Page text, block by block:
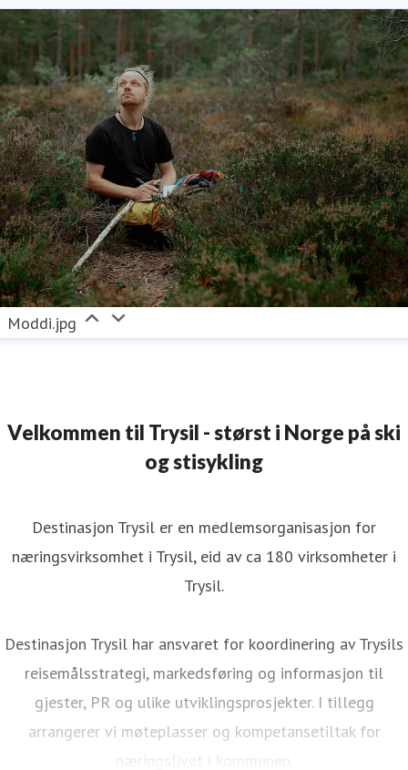
helårlig og internasjonal destinasjon.
Moddi.jpg
Velkommen til Trysil - størst i Norge på ski
og stisykling
Destinasjon Trysil er en medlemsorganisasjon for
næringsvirksomhet i Trysil, eid av ca 180 virksomheter i
Trysil.
Destinasjon Trysil har ansvaret for koordinering av Trysils
reisemålsstrategi, markedsføring og informasjon til
gjester, PR og ulike utviklingsprosjekter. I tillegg
arrangerer vi møteplasser og kompetansetiltak for
næringslivet i kommunen.